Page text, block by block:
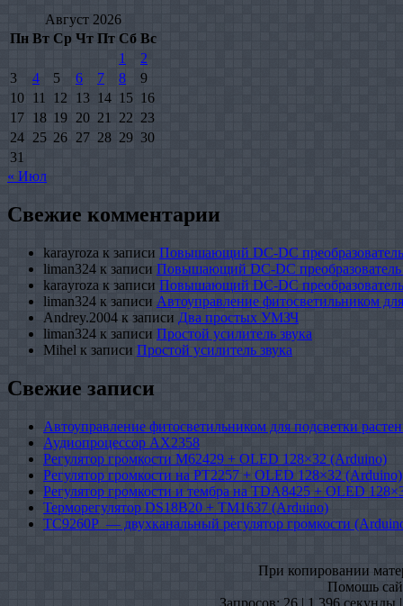
Август 2026
Пн Вт Ср Чт Пт Сб Вс
1
2
3
4 5 6 7 8
9
10 11 12 13 14 15 16
17 18 19 20 21 22 23
24 25 26 27 28 29 30
31
« Июл
Свежие комментарии
karayroza к записи Повышающий DC-DC
liman324 к записи Повышающий DC-DC
karayroza к записи Повышающий DC-DC
liman324 к записи Автоуправление фитосветильником
Andrey.2004 к записи Два простых УМЗЧ
liman324 к записи Простой усилитель звука
Mihel к записи Простой усилитель звука
Свежие записи
Автоуправление фитосветильником для подсветки
Аудиопроцессор AX2358
Регулятор громкости M62429 + OLED 128×32 (Arduino)
Регулятор громкости на PT2257 + OLED 128×32 (Arduino)
Регулятор громкости и тембра на TDA8425 + OLED
Терморегулятор DS18B20 + TM1637 (Arduino)
TC9260P — двухканальный регулятор громкости
При копировании
Помошь
Запросов: 26 | 1,396 секунды